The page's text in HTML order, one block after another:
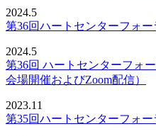
2024.5
第36回ハートセンターフォー
2024.5
第36回 ハートセンターフォ
会場開催およびZoom配信）
2023.11
第35回ハートセンターフォー